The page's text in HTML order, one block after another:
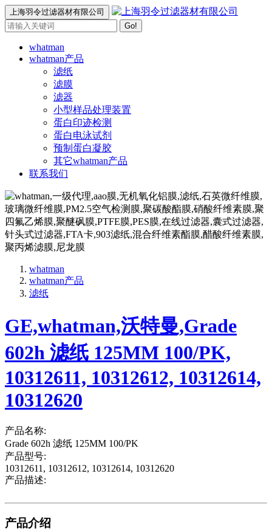
上海羽令过滤器材有限公司
Go!
whatman
whatman产品
滤纸
滤膜
滤器
小型样品处理装置
蛋白印迹检测
蛋白电泳试剂
预制蛋白凝胶
其它whatman产品
联系我们
whatman
whatman产品
滤纸
GE,whatman,沃特曼,Grade
602h 滤纸 125MM 100/PK,
10312611, 10312612, 10312614,
10312620
产品名称:
Grade 602h 滤纸 125MM 100/PK
产品型号:
10312611, 10312612, 10312614, 10312620
产品描述:
产品介绍